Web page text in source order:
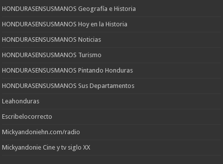
HONDURASENSUSMANOS Geografía e Historia
HONDURASENSUSMANOS Hoy en la Historia
HONDURASENSUSMANOS Noticias
HONDURASENSUSMANOS Turismo
HONDURASENSUSMANOS Pintando Honduras
HONDURASENSUSMANOS Sus Departamentos
Leahonduras
Escribelocorrecto
Mickyandoniehn.com/radio
Mickyandonie Cine y tv siglo XX